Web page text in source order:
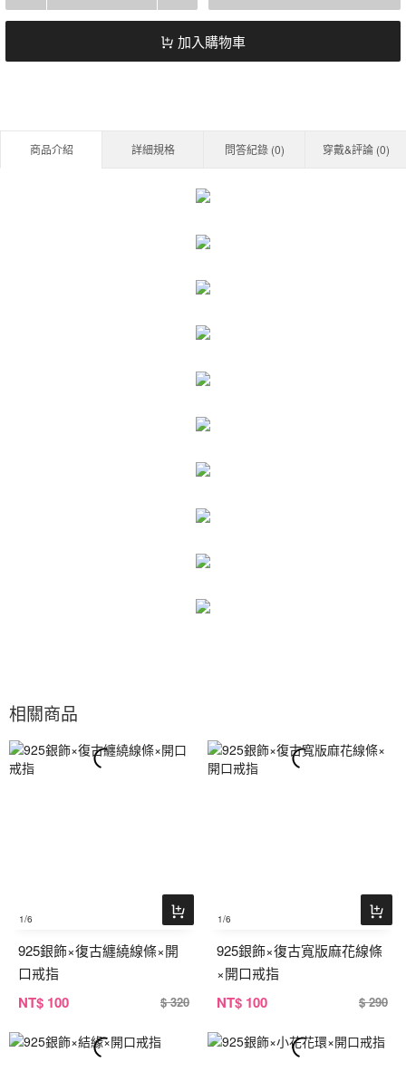
加入購物車
商品介紹 詳細規格 問答紀錄 (0) 穿戴&評論 (0)
相關商品
1/6
925銀飾×復古纏繞線條×開
口戒指
NT$ 100 $ 320
1/6
925銀飾×復古寬版麻花線條
×開口戒指
NT$ 100 $ 290